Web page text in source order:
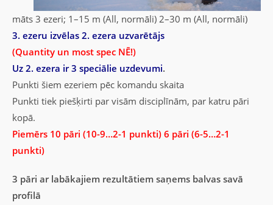
māts 3 ezeri; 1–15 m (All, normāli) 2–30 m (All, normāli)
3. ezeru izvēlas 2. ezera uzvarētājs
(Quantity un most spec NĒ!)
Uz 2. ezera ir 3 speciālie uzdevumi.
Punkti šiem ezeriem pēc komandu skaita
Punkti tiek piešķirti par visām disciplīnām, par katru pāri
kopā.
Piemērs 10 pāri (10-9…2-1 punkti) 6 pāri (6-5…2-1
punkti)
3 pāri ar labākajiem rezultātiem saņems balvas savā
profilā